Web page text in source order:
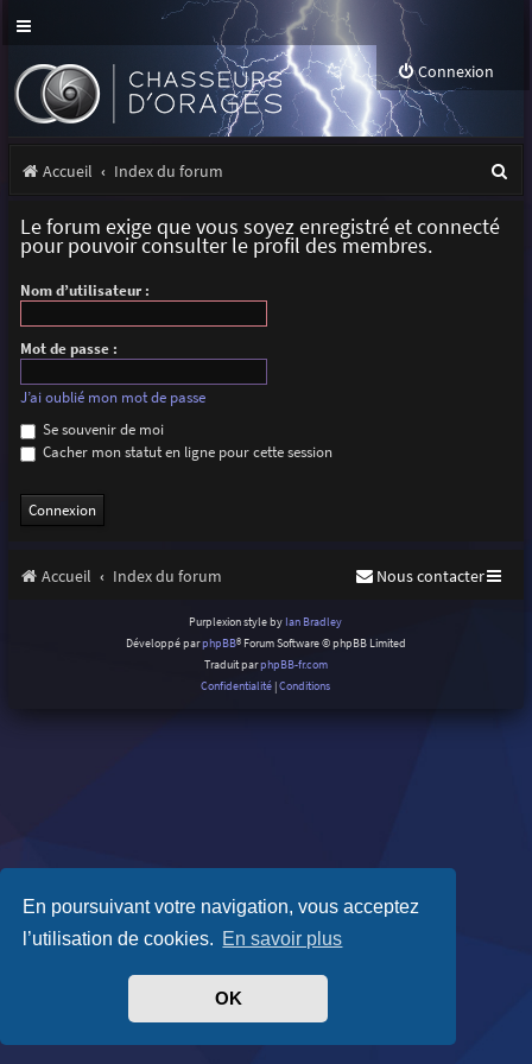
En poursuivant votre navigation, vous acceptez
l’utilisation de cookies. En savoir plus
OK
Connexion
Accueil Index du forum
Le forum exige que vous soyez enregistré et connecté
pour pouvoir consulter le profil des membres.
Nom d’utilisateur :
Mot de passe :
J’ai oublié mon mot de passe
Se souvenir de moi
Cacher mon statut en ligne pour cette session
Accueil Index du forum Nous contacter
Purplexion style by Ian Bradley
Développé parphpBB® Forum Software © phpBB Limited
Traduit parphpBB-fr.com
Confidentialité |Conditions